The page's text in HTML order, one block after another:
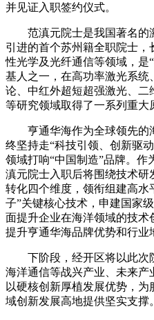
并见证入职签约仪式。
范滇元院士是我国著名的
引进的首个苏州籍全职院士
性光学及光纤通信等领域，是
基人之一，在高功率激光系
论、中红外超短超强激光、
等研究领域取得了一系列重大
亨通华海作为全球领先的
终坚持走“科技引领、创新驱
领域打响“中国制造”品牌。
滇元院士入职后将围绕技术
转化四个维度，领衔组建高水
子”关键核心技术，申建国家
面提升企业在海洋领域的技
提升亨通华海品牌优势和行业
下阶段，经开区将以此次
海洋通信等战兴产业、未来产
以硬核创新厚植发展优势，
域创新发展高地提供坚实支撑。